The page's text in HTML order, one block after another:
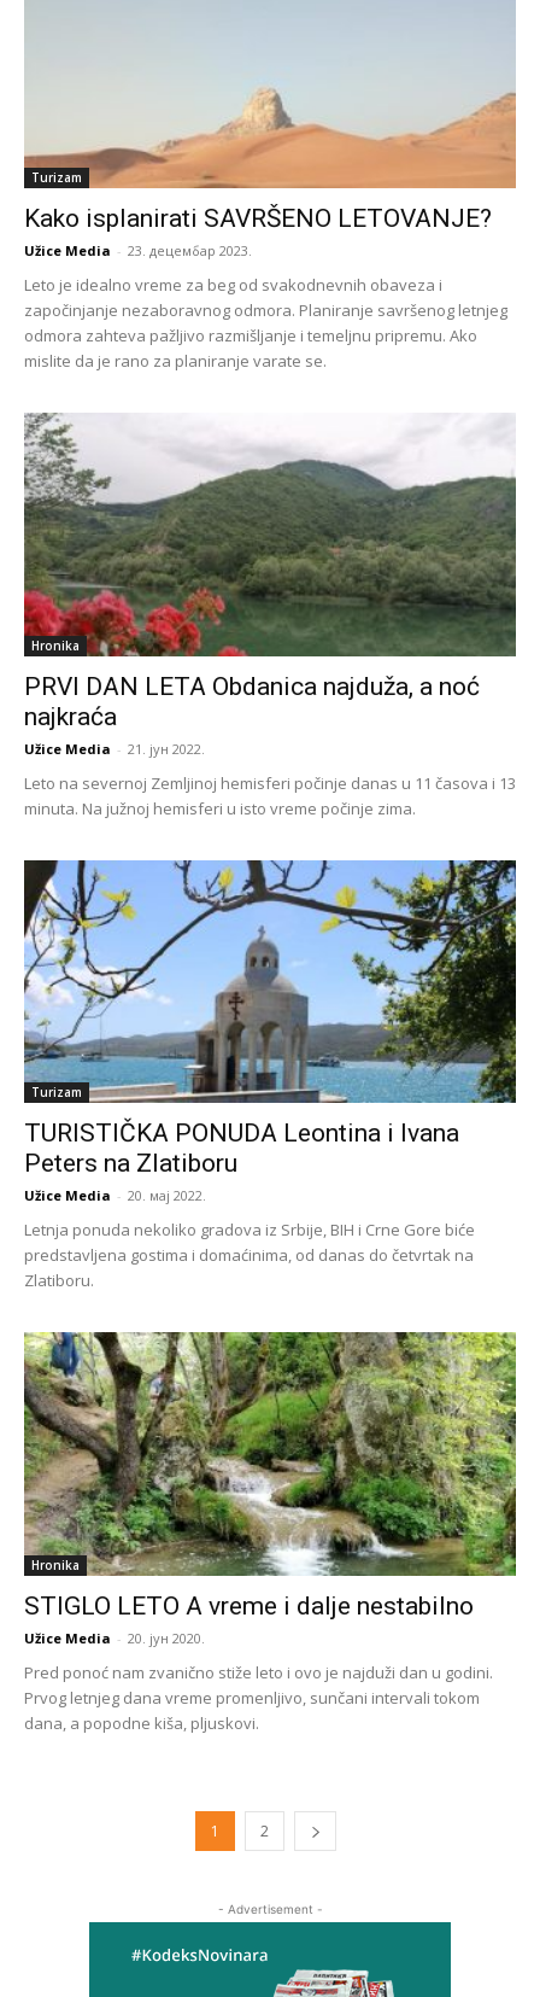
Turizam
Kako isplanirati SAVRŠENO LETOVANJE?
Užice Media - 23. децембар 2023.
Leto je idealno vreme za beg od svakodnevnih obaveza i
započinjanje nezaboravnog odmora. Planiranje savršenog letnjeg
odmora zahteva pažljivo razmišljanje i temeljnu pripremu. Ako
mislite da je rano za planiranje varate se.
Hronika
PRVI DAN LETA Obdanica najduža, a noć
najkraća
Užice Media - 21. јун 2022.
Leto na severnoj Zemljinoj hemisferi počinje danas u 11 časova i 13
minuta. Na južnoj hemisferi u isto vreme počinje zima.
Turizam
TURISTIČKA PONUDA Leontina i Ivana
Peters na Zlatiboru
Užice Media - 20. мај 2022.
Letnja ponuda nekoliko gradova iz Srbije, BIH i Crne Gore biće
predstavljena gostima i domaćinima, od danas do četvrtak na
Zlatiboru.
Hronika
STIGLO LETO A vreme i dalje nestabilno
Užice Media - 20. јун 2020.
Pred ponoć nam zvanično stiže leto i ovo je najduži dan u godini.
Prvog letnjeg dana vreme promenljivo, sunčani intervali tokom
dana, a popodne kiša, pljuskovi.
1 2
- Advertisement -